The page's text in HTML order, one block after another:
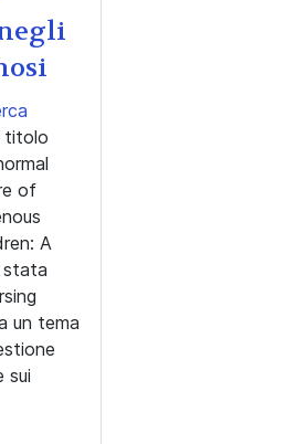
titolo
of
A
stata
un tema
sui